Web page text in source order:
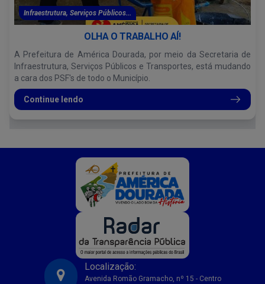
Infraestrutura, Serviços Públicos...
OLHA O TRABALHO AÍ!
A Prefeitura de América Dourada, por meio da Secretaria de
Infraestrutura, Serviços Públicos e Transportes, está mudando
a cara dos PSF's de todo o Município.
Continue lendo
Localização:
Avenida Romão Gramacho, nº 15 - Centro